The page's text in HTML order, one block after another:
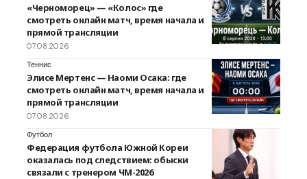
«Черноморец» — «Колос» где
смотреть онлайн матч, время начала и
прямой трансляции
07.08.2026
Теннис
Элисе Мертенс — Наоми Осака: где
смотреть онлайн матч, время начала и
прямой трансляции
07.08.2026
Футбол
Федерация футбола Южной Кореи
оказалась под следствием: обыски
связали с тренером ЧМ-2026